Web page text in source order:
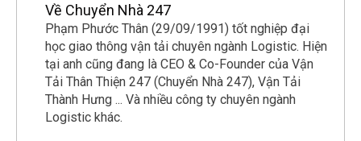
Về Chuyển Nhà 247
Phạm Phước Thân (29/09/1991) tốt nghiệp đại
học giao thông vận tải chuyên ngành Logistic. Hiện
tại anh cũng đang là CEO & Co-Founder của Vận
Tải Thân Thiện 247 (Chuyển Nhà 247), Vận Tải
Thành Hưng ... Và nhiều công ty chuyên ngành
Logistic khác.